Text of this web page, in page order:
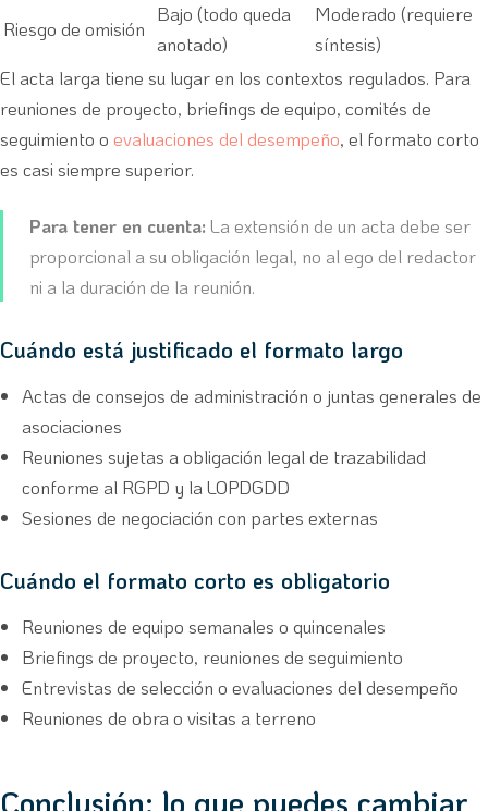
Riesgo de omisión
Bajo (todo queda
anotado)
Moderado (requiere
síntesis)
El acta larga tiene su lugar en los contextos regulados. Para
reuniones de proyecto, briefings de equipo, comités de
seguimiento o evaluaciones del desempeño, el formato corto
es casi siempre superior.
Para tener en cuenta: La extensión de un acta debe ser
proporcional a su obligación legal, no al ego del redactor
ni a la duración de la reunión.
Cuándo está justificado el formato largo
Actas de consejos de administración o juntas generales de
asociaciones
Reuniones sujetas a obligación legal de trazabilidad
conforme al RGPD y la LOPDGDD
Sesiones de negociación con partes externas
Cuándo el formato corto es obligatorio
Reuniones de equipo semanales o quincenales
Briefings de proyecto, reuniones de seguimiento
Entrevistas de selección o evaluaciones del desempeño
Reuniones de obra o visitas a terreno
Conclusión: lo que puedes cambiar